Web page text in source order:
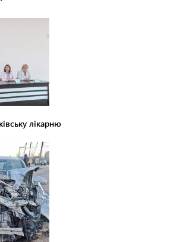
лікарню